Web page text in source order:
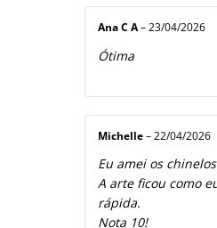
Ana C A– 23/04/2026
Ótima
Michelle – 22/04/2026
Eu amei os
A arte ficou como
rápida.
Nota 10!